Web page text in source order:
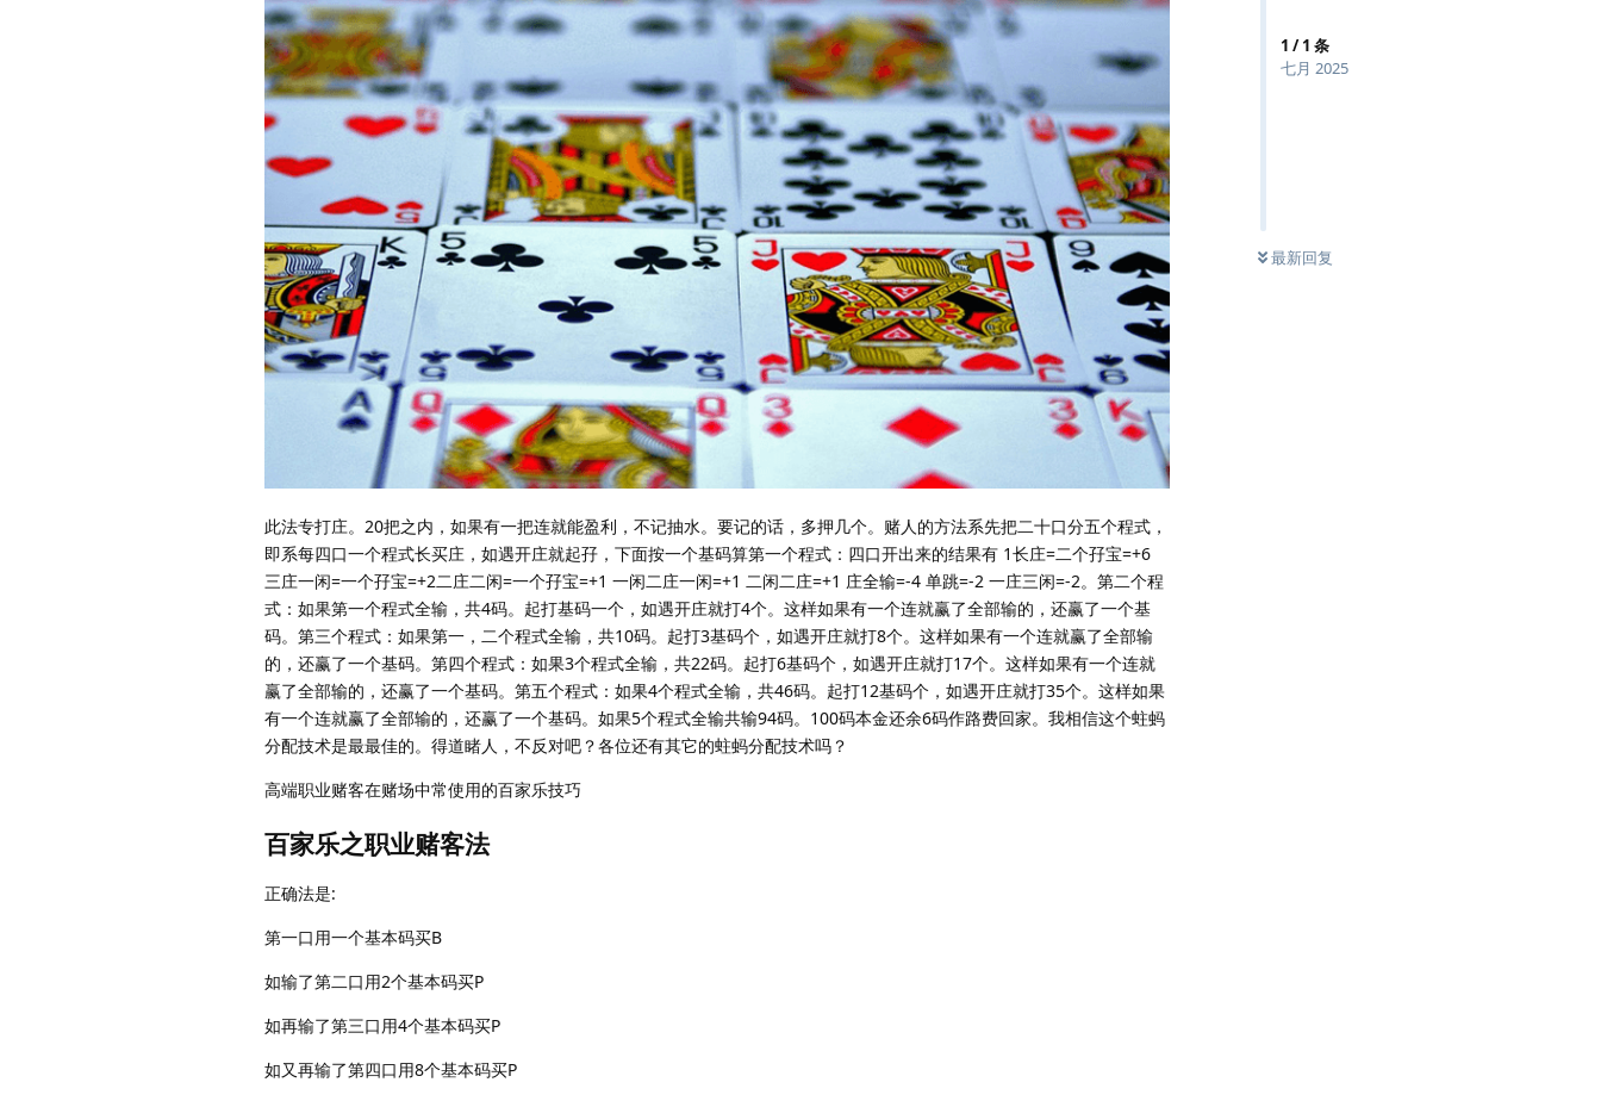
1 /1 条
七月 2025
最新回复
此法专打庄。20把之内，如果有一把连就能盈利，不记抽水。要记的话，多押几个。赌人的方法系先把二十口分五个程式，
即系每四口一个程式长买庄，如遇开庄就起孖，下面按一个基码算第一个程式：四口开出来的结果有 1长庄=二个孖宝=+6
三庄一闲=一个孖宝=+2二庄二闲=一个孖宝=+1 一闲二庄一闲=+1 二闲二庄=+1 庄全输=-4 单跳=-2 一庄三闲=-2。第二个程
式：如果第一个程式全输，共4码。起打基码一个，如遇开庄就打4个。这样如果有一个连就赢了全部输的，还赢了一个基
码。第三个程式：如果第一，二个程式全输，共10码。起打3基码个，如遇开庄就打8个。这样如果有一个连就赢了全部输
的，还赢了一个基码。第四个程式：如果3个程式全输，共22码。起打6基码个，如遇开庄就打17个。这样如果有一个连就
赢了全部输的，还赢了一个基码。第五个程式：如果4个程式全输，共46码。起打12基码个，如遇开庄就打35个。这样如果
有一个连就赢了全部输的，还赢了一个基码。如果5个程式全输共输94码。100码本金还余6码作路费回家。我相信这个蛀蚂
分配技术是最最佳的。得道睹人，不反对吧？各位还有其它的蛀蚂分配技术吗？
高端职业赌客在赌场中常使用的百家乐技巧
百家乐之职业赌客法
正确法是:
第一口用一个基本码买B
如输了第二口用2个基本码买P
如再输了第三口用4个基本码买P
如又再输了第四口用8个基本码买P